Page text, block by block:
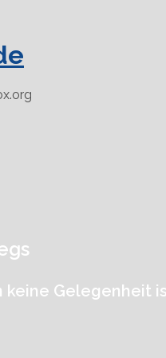
keine Gelegenheit